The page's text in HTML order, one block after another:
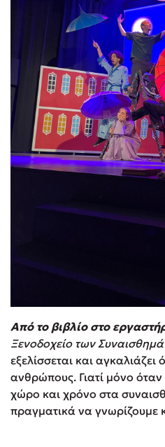
Από το βιβλίο στο
Ξενοδοχείο των
εξελίσσεται και
ανθρώπους. Γιατί μόνο
χώρο και χρόνο στα
πραγματικά να γνωρίζουμε